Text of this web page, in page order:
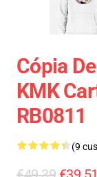
Cópia
KMK
RB0811
(9